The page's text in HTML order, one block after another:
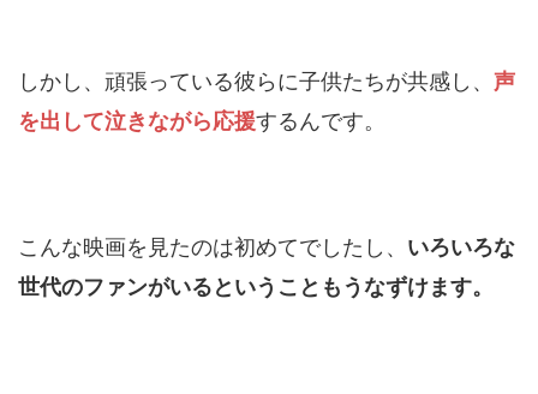
しかし、頑張っている彼らに子供たちが共感し、 声
を出して泣きながら応援するんです。
こんな映画を見たのは初めてでしたし、 いろいろな
世代のファンがいるということもうなずけます。